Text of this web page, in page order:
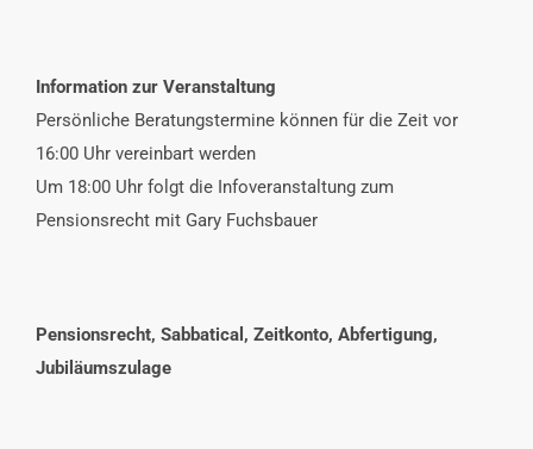
Information zur Veranstaltung
Persönliche Beratungstermine können für die Zeit vor
16:00 Uhr vereinbart werden
Um 18:00 Uhr folgt die Infoveranstaltung zum
Pensionsrecht mit Gary Fuchsbauer
Pensionsrecht, Sabbatical, Zeitkonto, Abfertigung,
Jubiläumszulage